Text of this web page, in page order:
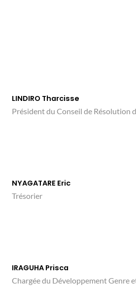
LINDIRO Tharcisse
Président du Conseil de Résolution
NYAGATARE Eric
Trésorier
IRAGUHA Prisca
Chargée du Développement Genre